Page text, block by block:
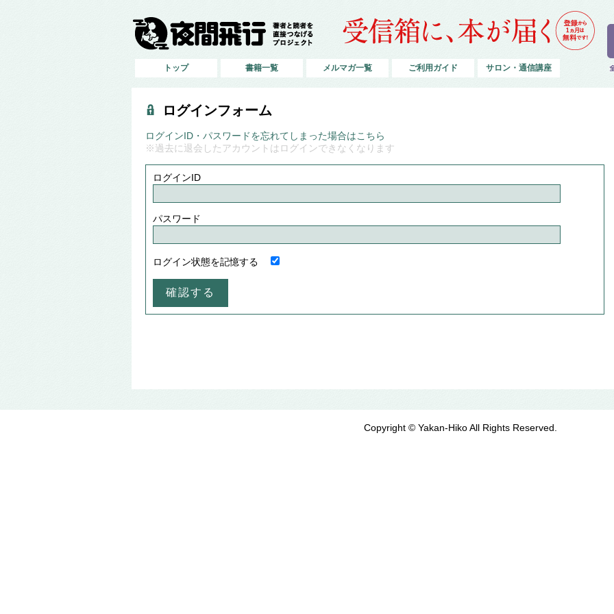
トップ 書籍一覧 メルマガ一覧 ご利用ガイド サロン・通信講座
ログインフォーム
ログインID・パスワードを忘れてしまった場合はこちら
※過去に退会したアカウントはログインできなくなります
ログインID
パスワード
ログイン状態を記憶する
Copyright © Yakan-Hiko All Rights Reserved.